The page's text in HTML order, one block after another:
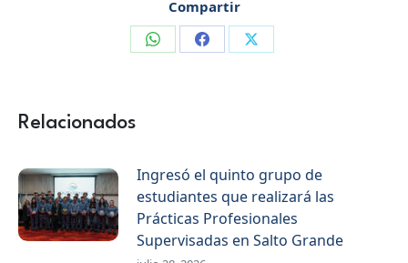
Compartir
CompartirCompartirCompartir
Relacionados
Ingresó el quinto grupo de
estudiantes que realizará las
Prácticas Profesionales
Supervisadas en Salto Grande